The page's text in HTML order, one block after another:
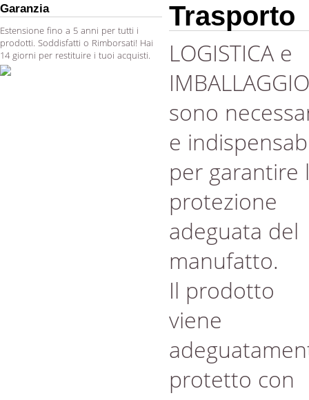
Garanzia
Estensione fino a 5 anni per tutti i
prodotti. Soddisfatti o Rimborsati! Hai
14 giorni per restituire i tuoi acquisti.
Trasporto
LOGISTICA e
IMBALLAGGIO
sono
e
per garantire
protezione
adeguata del
manufatto.
Il prodotto
viene
protetto con